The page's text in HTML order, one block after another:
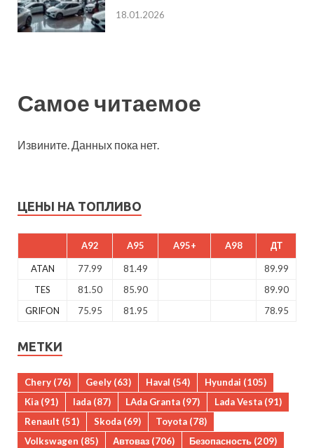
18.01.2026
Самое читаемое
Извините. Данных пока нет.
ЦЕНЫ НА ТОПЛИВО
A92 A95 A95+ A98 ДТ
ATAN 77.99 81.49
89.99
TES
81.50 85.90
89.90
GRIFON
75.95 81.95 78.95
МЕТКИ
Chery (76) Geely (63) Haval (54) Hyundai (105)
Kia (91) lada (87) LAda Granta (97) Lada Vesta (91)
Renault (51) Skoda (69) Toyota (78)
Volkswagen (85) Автоваз (706) Безопасность (209)